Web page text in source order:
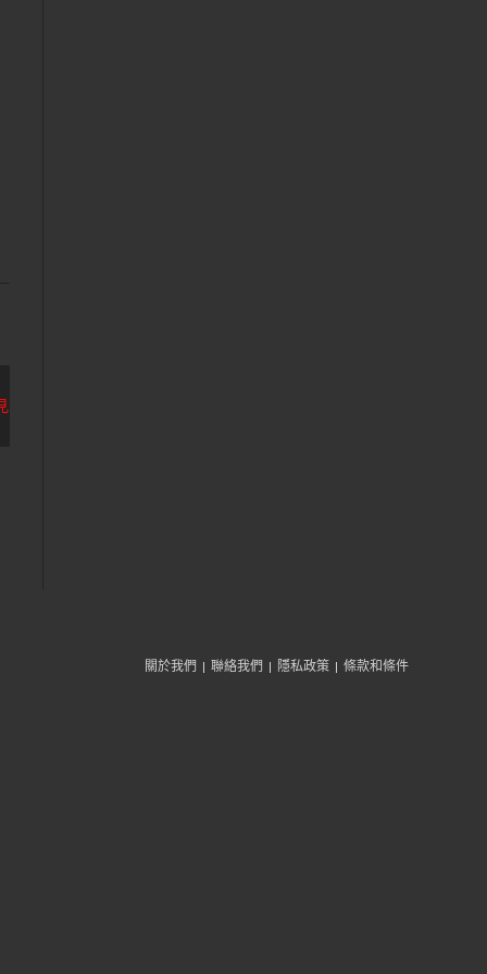
關於我們 聯絡我們 隱私政策 條款和條件